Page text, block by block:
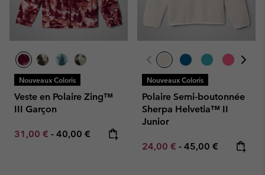
Nouveaux Coloris
Veste en Polaire Zing™
III Garçon
Minimum sale price:
31,00 € - Maximum price:
40,00 €
Nouveaux Coloris
Polaire Semi-boutonnée
Sherpa Helvetia™ II
Junior
Minimum sale price:
24,00 € - Maximum price:
45,00 €